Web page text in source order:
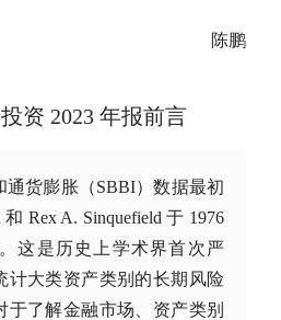
陈鹏
投资 2023 年报前言
通货膨胀（SBBI）数据最初
和 Rex A. Sinquefield 于 1976
这是历史上学术界首次严
计大类资产类别的长期风险
于了解金融市场、资产类别